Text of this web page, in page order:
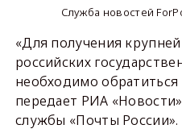
Служба новостей
«Для получения
российских
необходимо
передает РИА
службы «Почты России».